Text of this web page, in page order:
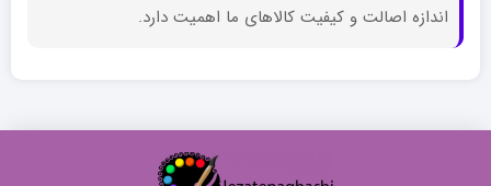
اندازه اصالت و کیفیت کالاهای ما اهمیت دارد.